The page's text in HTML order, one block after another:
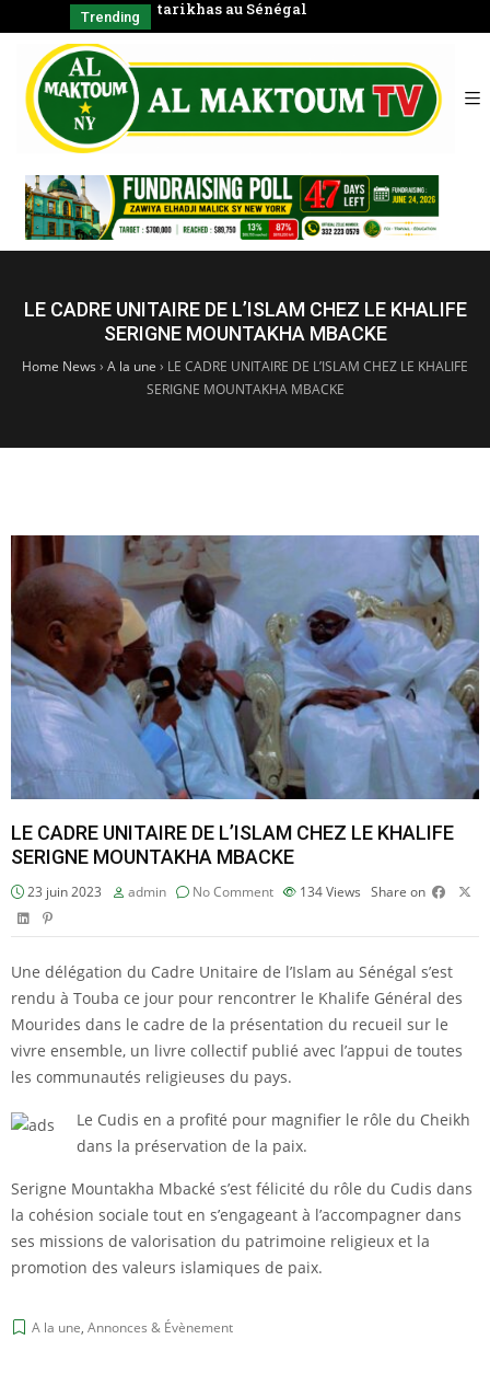
Trending tarikhas au Sénégal
LE CADRE UNITAIRE DE L’ISLAM CHEZ LE KHALIFE
SERIGNE MOUNTAKHA MBACKE
Home News › A la une › LE CADRE UNITAIRE DE L’ISLAM CHEZ LE KHALIFE
SERIGNE MOUNTAKHA MBACKE
LE CADRE UNITAIRE DE L’ISLAM CHEZ LE KHALIFE
SERIGNE MOUNTAKHA MBACKE
23 juin 2023 admin No Comment 134Views Share on
Une délégation du Cadre Unitaire de l’Islam au Sénégal s’est
rendu à Touba ce jour pour rencontrer le Khalife Général des
Mourides dans le cadre de la présentation du recueil sur le
vivre ensemble, un livre collectif publié avec l’appui de toutes
les communautés religieuses du pays.
Le Cudis en a profité pour magnifier le rôle du Cheikh
dans la préservation de la paix.
Serigne Mountakha Mbacké s’est félicité du rôle du Cudis dans
la cohésion sociale tout en s’engageant à l’accompagner dans
ses missions de valorisation du patrimoine religieux et la
promotion des valeurs islamiques de paix.
A la une, Annonces & Évènement